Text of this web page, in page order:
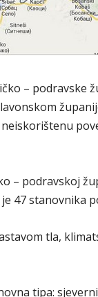
– podravske
– podravskoj
47 stanovnika
tla,
tipa: